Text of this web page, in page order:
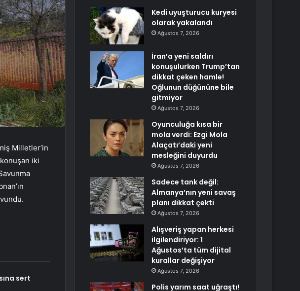
Milletler’in
iki
sert
Kedi uyuşturucu kuryesi
olarak yakalandı
Ağustos 7, 2026
İran’a yeni saldırı
konuşulurken Trump’tan
dikkat çeken hamle!
Oğlunun düğününe bile
gitmiyor
Ağustos 7, 2026
Oyunculuğa kısa bir
mola verdi: Ezgi Mola
Alaçatı’daki yeni
mesleğini duyurdu
Ağustos 7, 2026
Sadece tank değil:
Almanya’nın yeni savaş
planı dikkat çekti
Ağustos 7, 2026
Alışveriş yapan herkesi
ilgilendiriyor: 1
Ağustos’ta tüm dijital
kurallar değişiyor
Ağustos 7, 2026
Polis yarım saat uğraştı!